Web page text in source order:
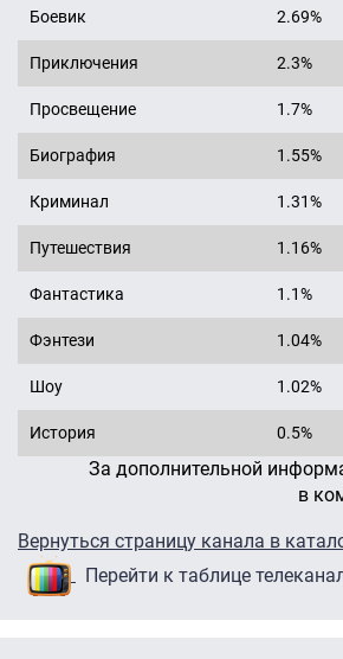
Боевик 2.69%
Приключения 2.3%
Просвещение 1.7%
Биография 1.55%
Криминал 1.31%
Путешествия 1.16%
Фантастика 1.1%
Фэнтези 1.04%
Шоу 1.02%
История 0.5%
За дополнительной
в
Вернуться страницу канала в
Перейти к таблице